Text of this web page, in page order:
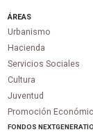
ÁREAS
Urbanismo
Hacienda
Servicios Sociales
Cultura
Juventud
Promoción
FONDOS